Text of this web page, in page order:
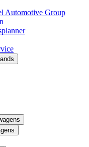
Automotive Group